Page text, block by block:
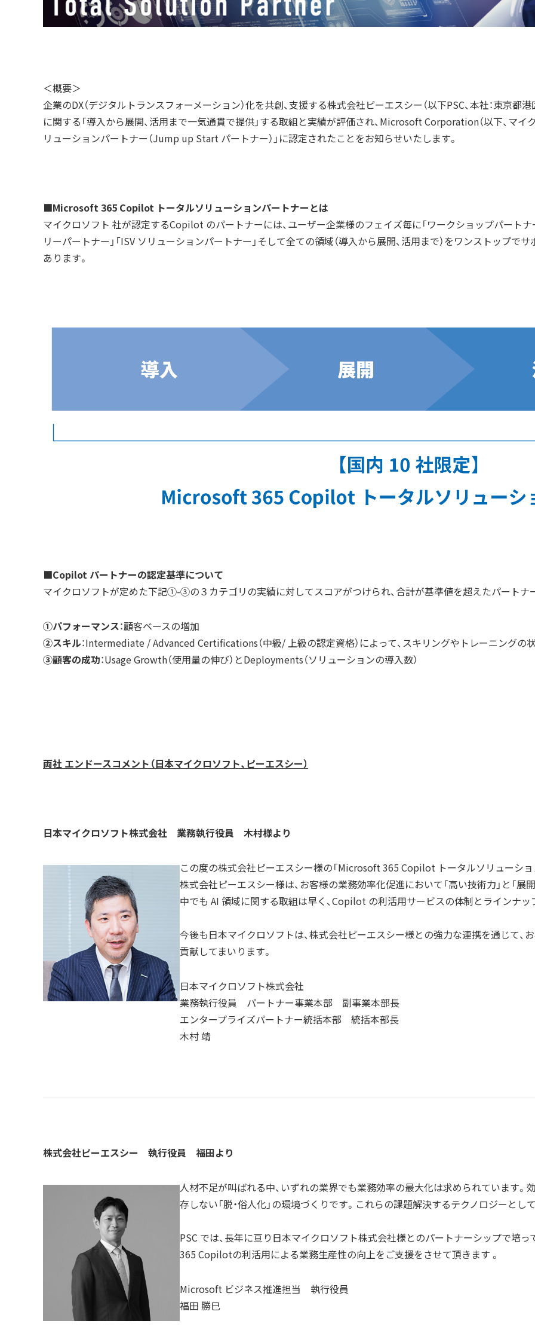
＜概要＞
企業のDX（デジタルトランスフォーメーション）化を共創、支援する株式会社ピーエスシー（以下PSC、本社：東京都
に関する「導入から展開、活用まで一気通貫で提供」する取組と実績が評価され、Microsoft Corporation（以下、マ
リューションパートナー（Jump up Start パートナー）」に認定されたことをお知らせいたします。
■Microsoft 365 Copilot トータルソリューションパートナーとは
マイクロソフト 社が認定するCopilot のパートナーには、ユーザー企業様のフェイズ毎に「ワークショップパートナ
リーパートナー」「ISV ソリューションパートナー」そして全ての領域（導入から展開、活用まで）をワンストップで
あります。
■Copilot パートナーの認定基準について
マイクロソフトが定めた下記①-③の３カテゴリの実績に対してスコアがつけられ、合計が基準値を超えたパートナ
①パフォーマンス：顧客ベースの増加
②スキル：Intermediate / Advanced Certifications（中級/ 上級の認定資格）によって、スキリングやトレーニングの
③顧客の成功：Usage Growth（使用量の伸び）とDeployments（ソリューションの導入数）
両社 エンドースコメント （日本マイクロソフト、ピーエスシー）
日本マイクロソフト株式会社 業務執行役員 木村様より
この度の株式会社ピーエスシー様の「Microsoft 365 Copilot トータルソリューショ
株式会社ピーエスシー様は、お客様の業務効率化促進において「高い技術力」と「展
中でも AI 領域に関する取組は早く、Copilot の利活用サービスの体制とラインナッ
今後も日本マイクロソフトは、株式会社ピーエスシー様との強力な連携を通じて
貢献してまいります。
日本マイクロソフト株式会社
業務執行役員 パートナー事業本部 副事業本部長
エンタープライズパートナー統括本部 統括本部長
木村 靖
株式会社ピーエスシー 執行役員 福田より
人材不足が叫ばれる中、いずれの業界でも業務効率の最大化は求められています。
存しない「脱・俗人化」の環境づくりです。これらの課題解決するテクノロジーとし
PSC では、長年に亘り日本マイクロソフト株式会社様とのパートナーシップで培
365 Copilotの利活用による業務生産性の向上をご支援をさせて頂きます 。
Microsoft ビジネス推進担当 執行役員
福田 勝巳